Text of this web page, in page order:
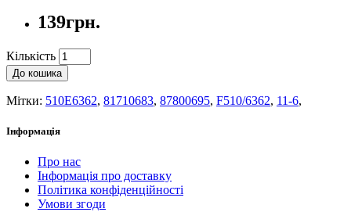
139грн.
Кількість
До кошика
Мітки: 510E6362, 81710683, 87800695, F510/6362, 11-6,
Інформація
Про нас
Інформація про доставку
Політика конфіденційності
Умови згоди